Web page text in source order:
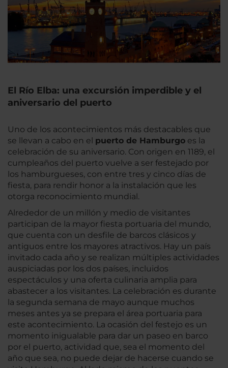
El Río Elba: una excursión imperdible y el
aniversario del puerto
Uno de los acontecimientos más destacables que
se llevan a cabo en el puerto de Hamburgo es la
celebración de su aniversario. Con origen en 1189, el
cumpleaños del puerto vuelve a ser festejado por
los hamburgueses, con entre tres y cinco días de
fiesta, para rendir honor a la instalación que les
otorga reconocimiento mundial.
Alrededor de un millón y medio de visitantes
participan de la mayor fiesta portuaria del mundo,
que cuenta con un desfile de barcos clásicos y
antiguos entre los mayores atractivos. Hay un país
invitado cada año y se realizan múltiples actividades
auspiciadas por los dos países, incluidos
espectáculos y una oferta culinaria amplia para
abastecer a los visitantes. La celebración es durante
la segunda semana de mayo aunque muchos
meses antes ya se prepara el área portuaria para
este acontecimiento. La ocasión del festejo es un
momento inigualable para dar un paseo en barco
por el puerto, actividad que, sea el momento del
año que sea, no puede dejar de hacerse cuando se